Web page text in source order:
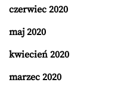
czerwiec 2020
maj 2020
kwiecień 2020
marzec 2020